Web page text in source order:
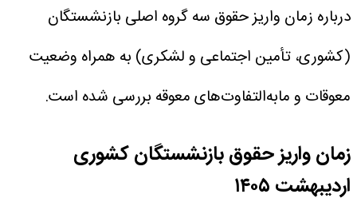
درباره زمان واریز حقوق سه گروه اصلی بازنشستگان
(کشوری، تأمین اجتماعی و لشکری) به همراه وضعیت
معوقات و مابه‌التفاوت‌های معوقه بررسی شده است.
زمان واریز حقوق بازنشستگان کشوری
اردیبهشت ۱۴۰۵